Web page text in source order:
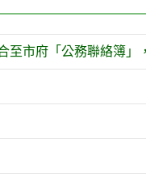
至市府「公務聯絡簿